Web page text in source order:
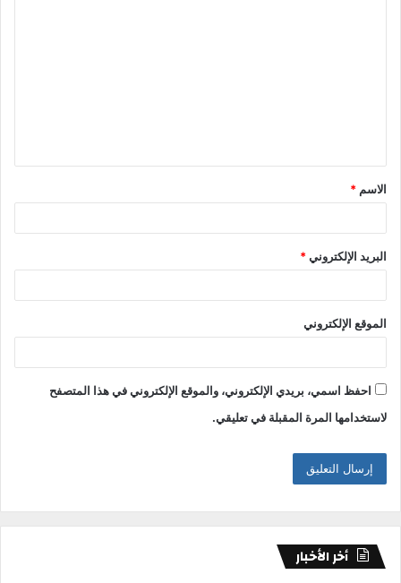
ق
*
الاسم *
البريد الإلكتروني*
الموقع الإلكتروني
احفظ اسمي، بريدي الإلكتروني، والموقع الإلكتروني في هذا المتصفح
لاستخدامها المرة المقبلة في تعليقي.
أخر الأخبار